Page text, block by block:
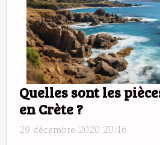
Quelles sont les
en Crète ?
29 décembre 2020 20:16